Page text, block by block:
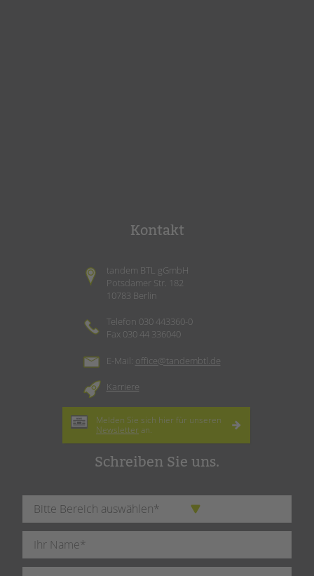
Kontakt
tandem BTL gGmbH
Potsdamer Str. 182
10783 Berlin
Telefon 030 443360-0
Fax 030 44 336040
E-Mail: office@tandembtl.de
Karriere
Melden Sie sich hier für unseren
Newsletter an.
Schreiben Sie uns.